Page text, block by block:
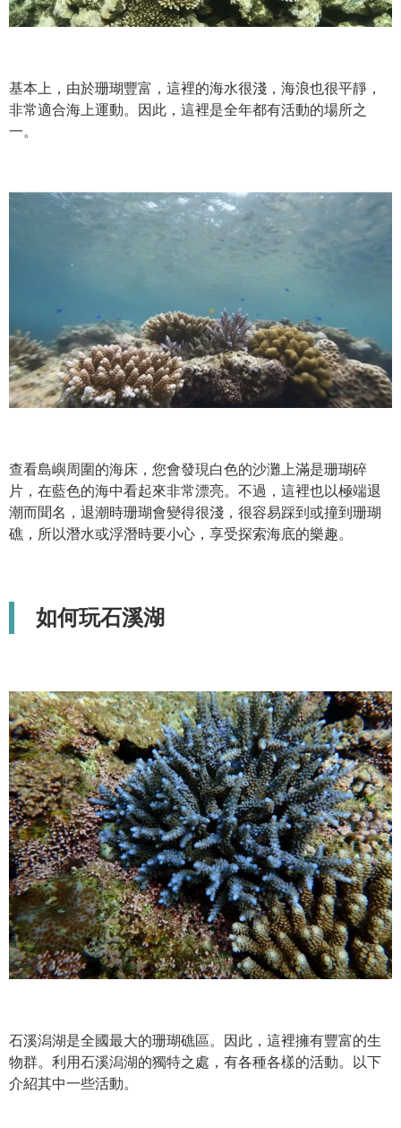
基本上，由於珊瑚豐富，這裡的海水很淺，海浪也很平靜，
非常適合海上運動。因此，這裡是全年都有活動的場所之
一。
查看島嶼周圍的海床，您會發現白色的沙灘上滿是珊瑚碎
片，在藍色的海中看起來非常漂亮。不過，這裡也以極端退
潮而聞名，退潮時珊瑚會變得很淺，很容易踩到或撞到珊瑚
礁，所以潛水或浮潛時要小心，享受探索海底的樂趣。
如何玩石溪湖
石溪潟湖是全國最大的珊瑚礁區。因此，這裡擁有豐富的生
物群。利用石溪潟湖的獨特之處，有各種各樣的活動。以下
介紹其中一些活動。